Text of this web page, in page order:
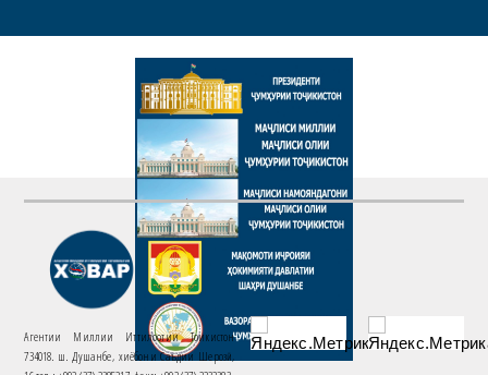
Агентии Миллии Иттилоотии Тоҷикистон
734018. ш. Душанбе, хиёбони Саъдии Шерозӣ,